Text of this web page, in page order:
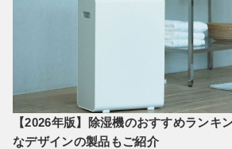
【2026年版】除湿機のおすすめランキ
なデザインの製品もご紹介